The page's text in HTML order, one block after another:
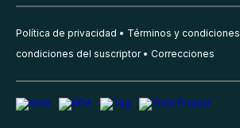
Política de privacidad Términos y condiciones
condiciones del suscriptor
Correcciones